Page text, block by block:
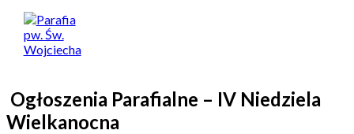
Ogłoszenia Parafialne – IV Niedziela
Wielkanocna